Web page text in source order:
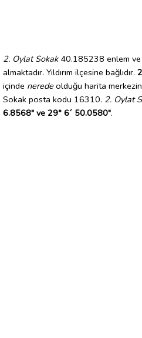
2. Oylat Sokak40.185238 enlem
almaktadır. Yıldırım ilçesine bağlıdır.
içinde nerede olduğu harita
Sokak posta kodu 16310. 2. Oylat
6.8568" ve 29° 6´ 50.0580".